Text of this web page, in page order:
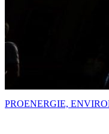
PROENERGIE,